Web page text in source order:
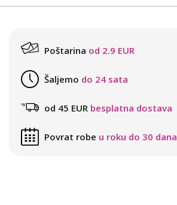
Poštarina od 2.9 EUR
Šaljemo do 24 sata
od 45 EUR besplatna dostava
Povrat robe u roku do 30 dana